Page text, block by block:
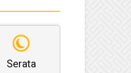
Serata